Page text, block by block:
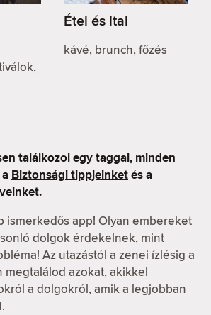
Étel és ital
kávé, brunch, főzés
találkozol egy taggal, minden
Biztonsági tippjeinketés a
.
ismerkedős app! Olyan embereket
dolgok érdekelnek, mint
Az utazástól a zenei ízlésig a
azokat, akikkel
a dolgokról, amik a legjobban